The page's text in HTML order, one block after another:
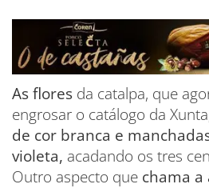
As flores da catalpa, que
engrosar o catálogo da
de cor branca e
violeta, acadando os tres
Outro aspecto que chama a